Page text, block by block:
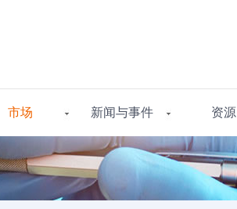
市场 新闻与事件 资源